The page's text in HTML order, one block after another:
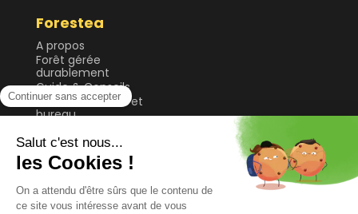
Forestea
A propos
Forêt gérée
durablement
Guide & Conseils
Plateau de table et
bureau
Tablette et étagère
Tasseau, planche et
lame